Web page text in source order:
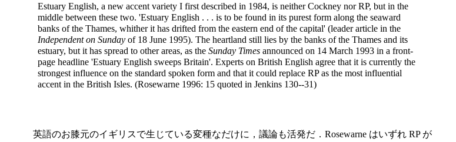
Estuary English, a new accent variety I first described in 1984, is neither Cockney nor RP, but in the
middle between these two. 'Estuary English . . . is to be found in its purest form along the seaward
banks of the Thames, whither it has drifted from the eastern end of the capital' (leader article in the
Independent on Sunday of 18 June 1995). The heartland still lies by the banks of the Thames and its
estuary, but it has spread to other areas, as the Sunday Times announced on 14 March 1993 in a front-
page headline 'Estuary English sweeps Britain'. Experts on British English agree that it is currently the
strongest influence on the standard spoken form and that it could replace RP as the most influential
accent in the British Isles. (Rosewarne 1996: 15 quoted in Jenkins 130--31)
英語のお膝元のイギリスで生じている変種なだけに，議論も活発だ．Rosewarne はいずれ RP が